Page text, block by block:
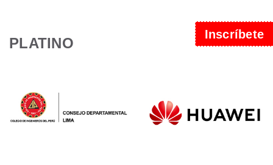
PLATINO
Inscríbete